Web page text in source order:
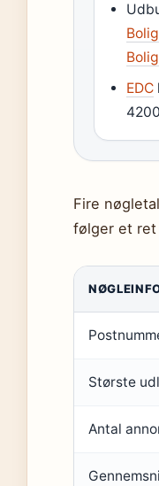
EDC
Fire
følger et ret
Største
Antal